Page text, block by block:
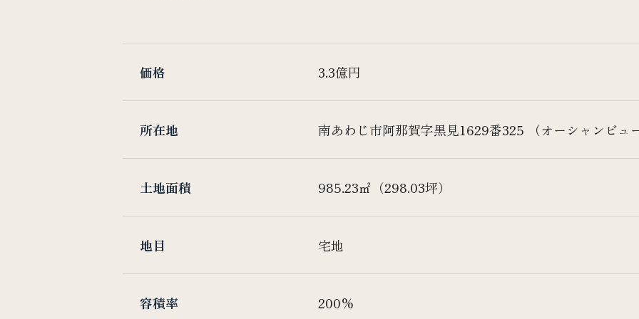
価格 3.3億円
所在地 南あわじ市阿那賀字黒見1629番325 （オーシャンビュ
土地面積 985.23㎡（298.03坪）
地目 宅地
容積率 200%